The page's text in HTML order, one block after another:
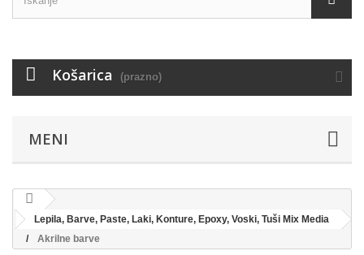
Košarica (prazno)
MENI
Lepila, Barve, Paste, Laki, Konture, Epoxy, Voski, Tuši Mix Media
Akrilne barve